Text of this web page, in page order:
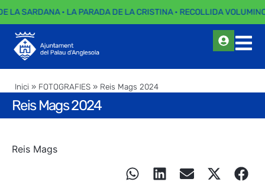
LA SARDANA · LA PARADA DE LA CRISTINA · RECOLLIDA
Inici » FOTOGRAFIES » Reis Mags 2024
Reis Mags 2024
Reis Mags